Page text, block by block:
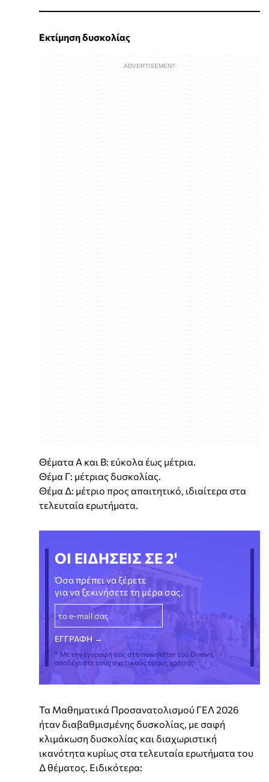
Εκτίμηση δυσκολίας
Θέματα Α και Β: εύκολα έως μέτρια.
Θέμα Γ: μέτριας δυσκολίας.
Θέμα Δ: μέτριο προς απαιτητικό, ιδιαίτερα στα
τελευταία ερωτήματα.
ΟΙ ΕΙΔΗΣΕΙΣ ΣΕ 2'
Όσα πρέπει να ξέρετε
για να ξεκινήσετε τη μέρα σας.
* Με την εγγραφή σας στο newsletter του Dnews,
αποδέχεστε τους σχετικούς όρους χρήσης
Τα Μαθηματικά Προσανατολισμού ΓΕΛ 2026
ήταν διαβαθμισμένης δυσκολίας, με σαφή
κλιμάκωση δυσκολίας και διαχωριστική
ικανότητα κυρίως στα τελευταία ερωτήματα του
Δ θέματος. Ειδικότερα: